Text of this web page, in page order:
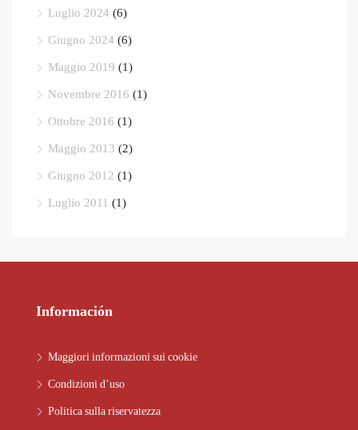
Luglio 2024 (6)
Giugno 2024 (6)
Maggio 2019 (1)
Novembre 2016 (1)
Ottobre 2016 (1)
Maggio 2013 (2)
Giugno 2012 (1)
Luglio 2011 (1)
Información
Maggiori informazioni sui cookie
Condizioni d’uso
Politica sulla riservatezza